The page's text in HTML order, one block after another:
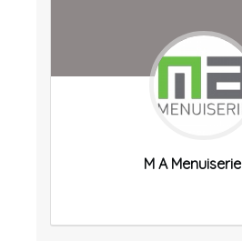
M A Menuiserie